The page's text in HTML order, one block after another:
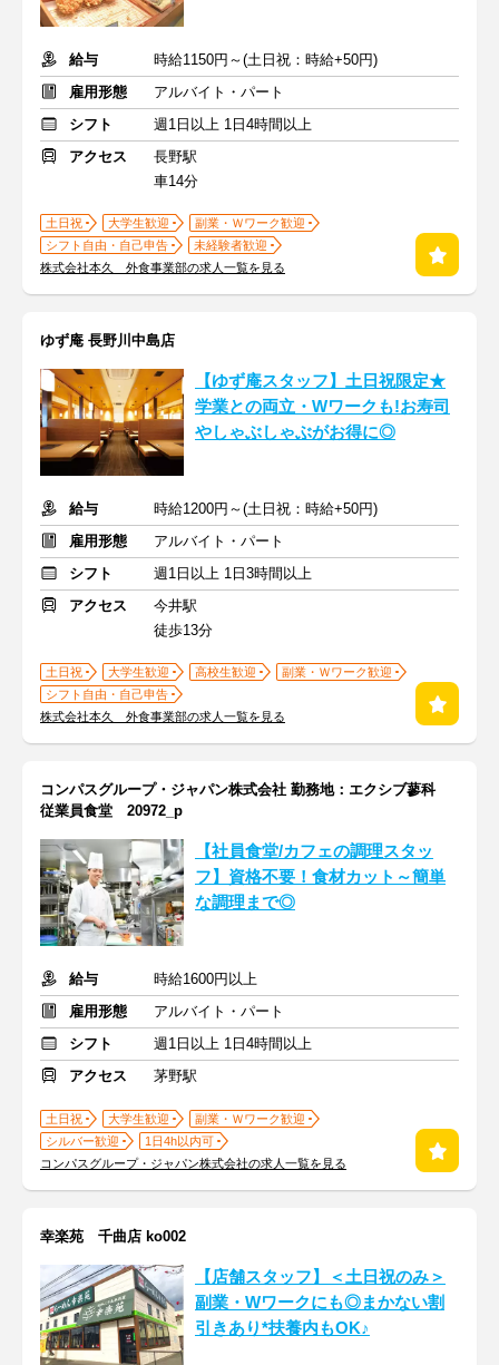
給与
時給1150円～(土日祝：時給+50円)
雇用形態
アルバイト・パート
シフト
週1日以上 1日4時間以上
アクセス
長野駅
車14分
土日祝 大学生歓迎
副業・Ｗワーク歓迎
シフト自由・自己申告
未経験者歓迎
株式会社本久 外食事業部の求人一覧を見る
ゆず庵 長野川中島店
【ゆず庵スタッフ】土日祝限定★
学業との両立・Wワークも!お寿司
やしゃぶしゃぶがお得に◎
給与
時給1200円～(土日祝：時給+50円)
雇用形態
アルバイト・パート
シフト
週1日以上 1日3時間以上
アクセス
今井駅
徒歩13分
土日祝 大学生歓迎 高校生歓迎
副業・Ｗワーク歓迎
シフト自由・自己申告
株式会社本久 外食事業部の求人一覧を見る
コンパスグループ・ジャパン株式会社 勤務地：エクシブ蓼科
従業員食堂 20972_p
【社員食堂/カフェの調理スタッ
フ】資格不要！食材カット～簡単
な調理まで◎
給与
時給1600円以上
雇用形態
アルバイト・パート
シフト
週1日以上 1日4時間以上
アクセス
茅野駅
土日祝 大学生歓迎
副業・Ｗワーク歓迎
シルバー歓迎
1日4h以内可
コンパスグループ・ジャパン株式会社の求人一覧を見る
幸楽苑 千曲店 ko002
【店舗スタッフ】＜土日祝のみ＞
副業・Wワークにも◎まかない割
引きあり*扶養内もOK♪